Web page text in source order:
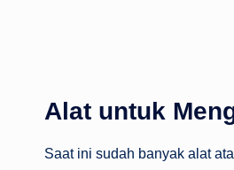
Alat untuk
Saat ini sudah banyak alat